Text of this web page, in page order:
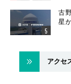
古
星
アクセ